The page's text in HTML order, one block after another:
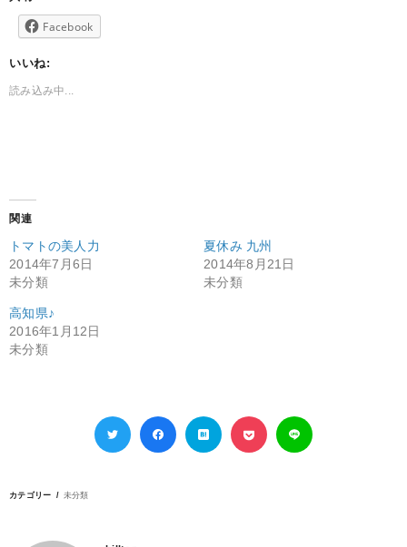
Facebook
いいね:
読み込み中...
関連
トマトの美人力
2014年7月6日
未分類
夏休み 九州
2014年8月21日
未分類
高知県♪
2016年1月12日
未分類
カテゴリー 未分類